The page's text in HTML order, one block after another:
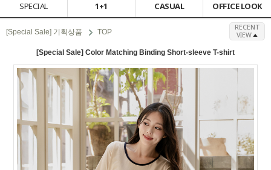
SPECIAL
1+1 CASUAL OFFICE LOOK
[Special Sale] 기획상품 TOP
RECENT
VIEW
[Special Sale] Color Matching Binding Short-sleeve T-shirt